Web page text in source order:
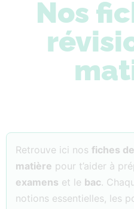
Nos
Retrouve ici nos fiches
matière pour t’aider à
examens et le bac.
notions essentielles, les